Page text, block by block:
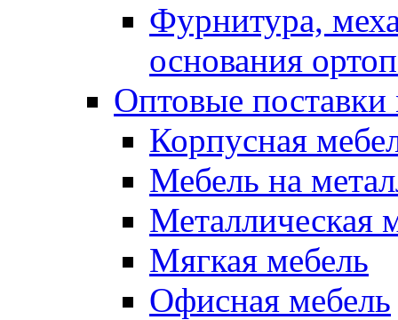
Фурнитура,
основания
Оптовые поставки
Корпусная
Мебель на
Металлическая
Мягкая мебель
Офисная мебель